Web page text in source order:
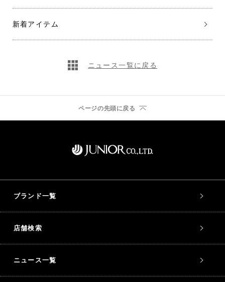
新着アイテム
ニュース一覧に戻る
ページの先頭に戻る
ブランド一覧
店舗検索
ニュース一覧